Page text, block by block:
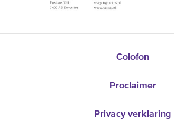
Colofon
Proclaimer
Privacy verklaring